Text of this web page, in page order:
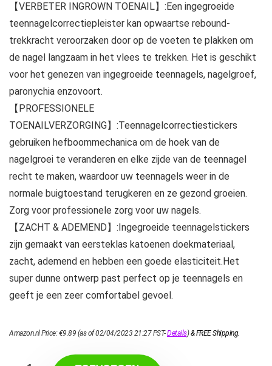
【VERBETER INGROWN TOENAIL】:Een ingegroeide
teennagelcorrectiepleister kan opwaartse rebound-
trekkracht veroorzaken door op de voeten te plakken om
de nagel langzaam in het vlees te trekken. Het is geschikt
voor het genezen van ingegroeide teennagels, nagelgroef,
paronychia enzovoort.
【PROFESSIONELE
TOENAILVERZORGING】:Teennagelcorrectiestickers
gebruiken hefboommechanica om de hoek van de
nagelgroei te veranderen en elke zijde van de teennagel
recht te maken, waardoor uw teennagels weer in de
normale buigtoestand terugkeren en ze gezond groeien.
Zorg voor professionele zorg voor uw nagels.
【ZACHT & ADEMEND】:Ingegroeide teennagelstickers
zijn gemaakt van eersteklas katoenen doekmateriaal,
zacht, ademend en hebben een goede elasticiteit.Het
super dunne ontwerp past perfect op je teennagels en
geeft je een zeer comfortabel gevoel.
Amazon.nl Price:€9.89 (as of 02/04/2023 21:27 PST-Details)&FREE Shipping.